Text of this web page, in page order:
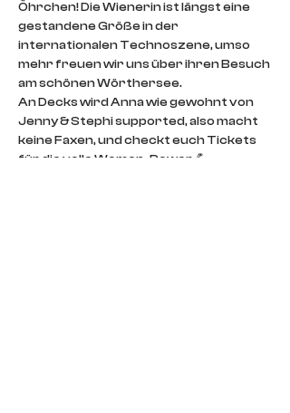
Öhrchen! Die Wienerin ist längst eine
gestandene Größe in der
internationalen Technoszene, umso
mehr freuen wir uns über ihren Besuch
am schönen Wörthersee.
An Decks wird Anna wie gewohnt von
Jenny & Stephi supported, also macht
keine Faxen, und checkt euch Tickets
für die volle Women-Power 💪